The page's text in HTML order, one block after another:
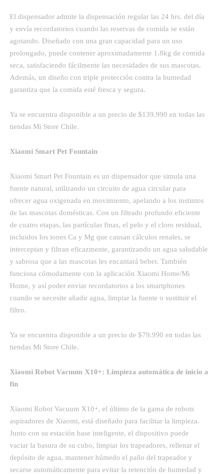
El dispensador admite la dispensación regular las 24 hrs. del día
y envía recordatorios cuando las reservas de comida se están
agotando. Diseñado con una gran capacidad para un uso
prolongado, puede contener aproximadamente 1.8kg de comida
seca, satisfaciendo fácilmente las necesidades de sus mascotas.
Además, un diseño con triple protección contra la humedad
garantiza que la comida esté fresca y segura.
Ya se encuentra disponible a un precio de $139.990 en todas las
tiendas Mi Store Chile.
Xiaomi Smart Pet Fountain
Xiaomi Smart Pet Fountain es un dispensador que simula una
fuente natural, utilizando un circuito de agua circular para
ofrecer agua oxigenada en movimiento, apelando a los instintos
de las mascotas domésticas. Con un filtrado profundo eficiente
de cuatro etapas, las partículas finas, el pelo y el cloro residual,
incluidos los iones Ca y Mg que causan cálculos renales, se
interceptan y filtran eficazmente, garantizando un agua saludable
y sabrosa que a las mascotas les encantará beber. También
funciona cómodamente con la aplicación Xiaomi Home/Mi
Home, y así poder enviar recordatorios a los smartphones
cuando se necesite añadir agua, limpiar la fuente o sustituir el
filtro.
Ya se encuentra disponible a un precio de $79.990 en todas las
tiendas Mi Store Chile.
Xiaomi Robot Vacuum X10+: Limpieza automática de inicio a
fin
Xiaomi Robot Vacuum X10+, el último de la gama de robots
aspiradores de Xiaomi, está diseñado para facilitar la limpieza.
Junto con su estación base inteligente, el dispositivo puede
vaciar la basura de su cubo, limpiar los trapeadores, rellenar el
depósito de agua, mantener húmedo el paño del trapeador y
secarse automáticamente para evitar la retención de humedad y